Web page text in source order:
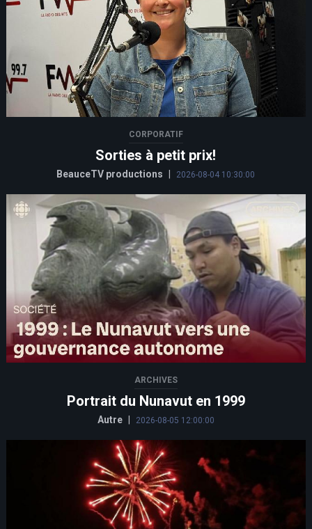
CORPORATIF
Sorties à petit prix!
BeauceTV productions 2026-08-04 10:30:00
ARCHIVES
Portrait du Nunavut en 1999
Autre 2026-08-05 12:00:00